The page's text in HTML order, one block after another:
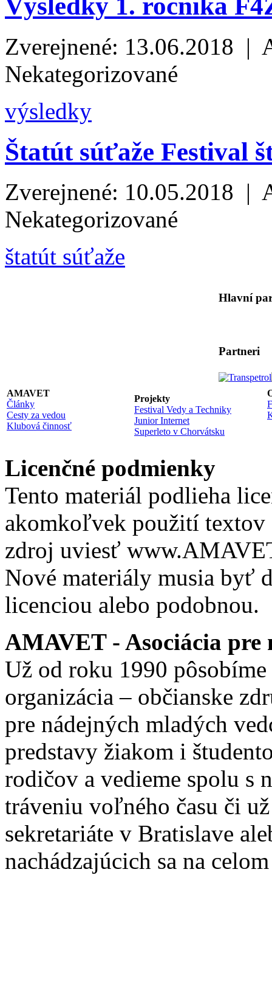
Zverejnené: 13.06.2018 |
Nekategorizované
výsledky
Štatút súťaže Festival
Zverejnené: 10.05.2018 |
Nekategorizované
štatút súťaže
Hlavní
Partneri
AMAVET
Články
Cesty za vedou
Klubová činnosť
Projekty
Festival Vedy a Techniky
Junior Internet
Superleto v Chorvátsku
Licenčné podmienky
Tento materiál podlieha
akomkoľvek použití textov
zdroj uviesť
Nové materiály musia byť
licenciou alebo podobnou.
AMAVET - Asociácia pre
Už od roku 1990
organizácia – občianske
pre nádejných mladých
predstavy žiakom i
rodičov a vedieme spolu s
tráveniu voľného času či
sekretariáte v Bratislave
nachádzajúcich sa na